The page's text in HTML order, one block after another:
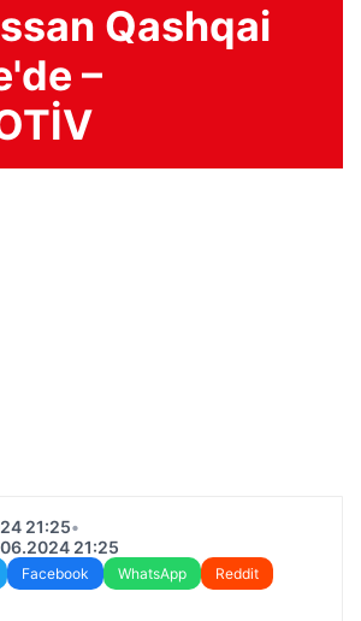
Qashqai
–
21:25•
21:25
Facebook WhatsApp
Reddit